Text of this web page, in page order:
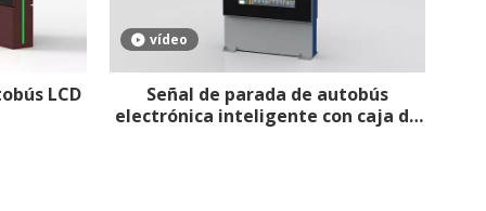
LCD
vídeo
Señal de parada de autobús
electrónica inteligente con caja de